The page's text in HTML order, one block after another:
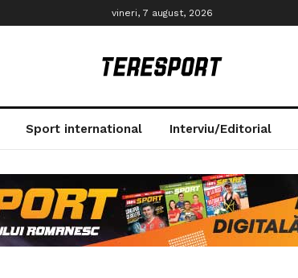
vineri, 7 august, 2026
Sport international Interviu/Editorial